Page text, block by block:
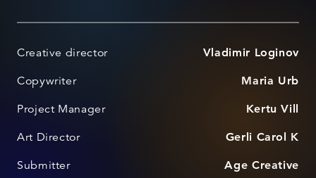
Creative director Vladimir Loginov
Copywriter Maria Urb
Project Manager Kertu Vill
Art Director Gerli Carol K
Submitter Age Creative